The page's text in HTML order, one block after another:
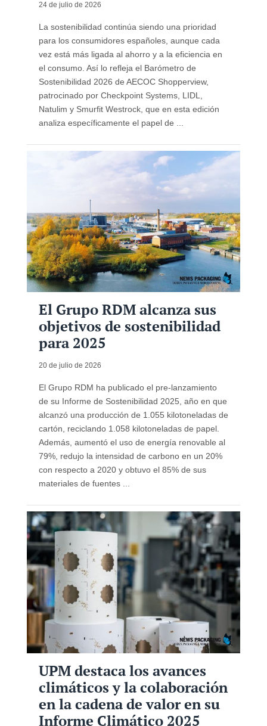
24 de julio de 2026
La sostenibilidad continúa siendo una prioridad
para los consumidores españoles, aunque cada
vez está más ligada al ahorro y a la eficiencia en
el consumo. Así lo refleja el Barómetro de
Sostenibilidad 2026 de AECOC Shopperview,
patrocinado por Checkpoint Systems, LIDL,
Natulim y Smurfit Westrock, que en esta edición
analiza específicamente el papel de ...
El Grupo RDM alcanza sus
objetivos de sostenibilidad
para 2025
20 de julio de 2026
El Grupo RDM ha publicado el pre-lanzamiento
de su Informe de Sostenibilidad 2025, año en que
alcanzó una producción de 1.055 kilotoneladas de
cartón, reciclando 1.058 kilotoneladas de papel.
Además, aumentó el uso de energía renovable al
79%, redujo la intensidad de carbono en un 20%
con respecto a 2020 y obtuvo el 85% de sus
materiales de fuentes ...
UPM destaca los avances
climáticos y la colaboración
en la cadena de valor en su
Informe Climático 2025